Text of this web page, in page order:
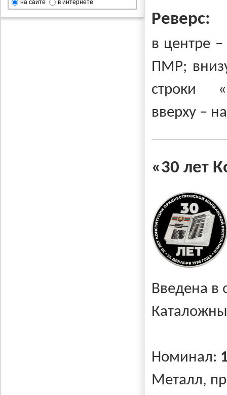
на сайте в интернете
Реверс:
в центре
ПМР;
строки
вверху –
«30 лет
Введена
Номинал:
Металл,